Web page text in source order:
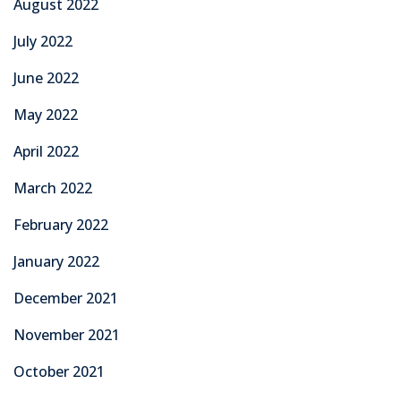
August 2022
July 2022
June 2022
May 2022
April 2022
March 2022
February 2022
January 2022
December 2021
November 2021
October 2021